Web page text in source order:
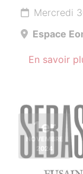
Mercredi
Espace
En savoir
1er
NOVEMBRE
2024